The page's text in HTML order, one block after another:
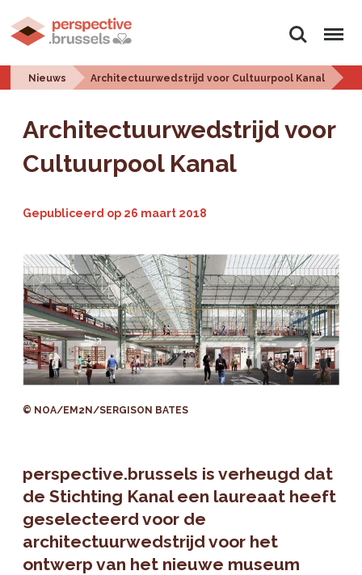
Zoeken Menu
Nieuws Architectuurwedstrijd voor Cultuurpool Kanal
Architectuurwedstrijd voor
Cultuurpool Kanal
Gepubliceerd op 26 maart 2018
© NOA/EM2N/SERGISON BATES
perspective.brussels is verheugd dat
de Stichting Kanal een laureaat heeft
geselecteerd voor de
architectuurwedstrijd voor het
ontwerp van het nieuwe museum